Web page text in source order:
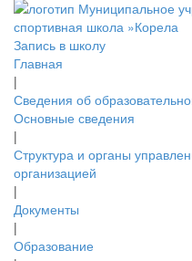
Запись в школу
Главная
|
Сведения об
Основные сведения
|
Структура и органы
организацией
|
Документы
|
Образование